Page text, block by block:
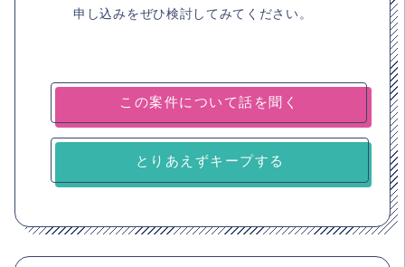
申し込みをぜひ検討してみてください。
とりあえずキープする